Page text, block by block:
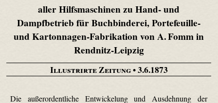
aller Hilfsmaschinen zu Hand- und
Dampfbetrieb für Buchbinderei, Portefeuille-
und Kartonnagen-Fabrikation von A. Fomm in
Rendnitz-Leipzig
Illustrirte Zeitung• 3.6.1873
Die außerordentliche Entwickelung und Ausdehnung der